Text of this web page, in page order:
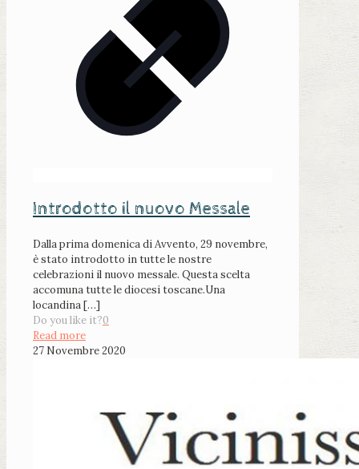
Introdotto il nuovo Messale
Dalla prima domenica di Avvento, 29 novembre,
è stato introdotto in tutte le nostre
celebrazioni il nuovo messale. Questa scelta
accomuna tutte le diocesi toscane.Una
locandina[…]
Do you like it?0
Read more
27 Novembre 2020